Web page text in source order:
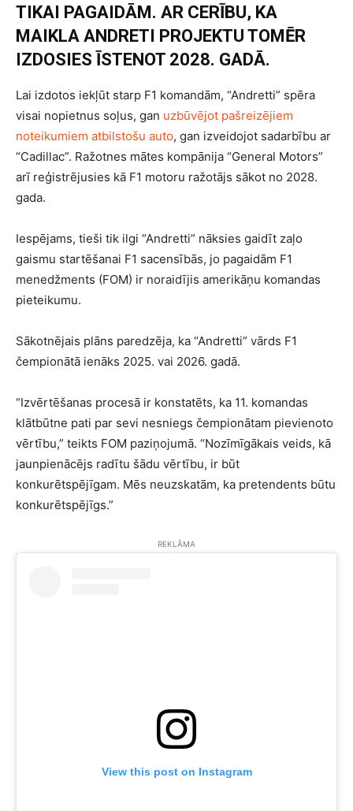
TIKAI PAGAIDĀM. AR CERĪBU, KA
MAIKLA ANDRETI PROJEKTU TOMĒR
IZDOSIES ĪSTENOT 2028. GADĀ.
Lai izdotos iekļūt starp F1 komandām, “Andretti” spēra
visai nopietnus soļus, gan uzbūvējot pašreizējiem
noteikumiem atbilstošu auto, gan izveidojot sadarbību ar
“Cadillac”. Ražotnes mātes kompānija “General Motors”
arī reģistrējusies kā F1 motoru ražotājs sākot no 2028.
gada.
Iespējams, tieši tik ilgi “Andretti” nāksies gaidīt zaļo
gaismu startēšanai F1 sacensībās, jo pagaidām F1
menedžments (FOM) ir noraidījis amerikāņu komandas
pieteikumu.
Sākotnējais plāns paredzēja, ka “Andretti” vārds F1
čempionātā ienāks 2025. vai 2026. gadā.
“Izvērtēšanas procesā ir konstatēts, ka 11. komandas
klātbūtne pati par sevi nesniegs čempionātam pievienoto
vērtību,” teikts FOM paziņojumā. “Nozīmīgākais veids, kā
jaunpienācējs radītu šādu vērtību, ir būt
konkurētspējīgam. Mēs neuzskatām, ka pretendents būtu
konkurētspējīgs.”
REKLĀMA
View this post on Instagram